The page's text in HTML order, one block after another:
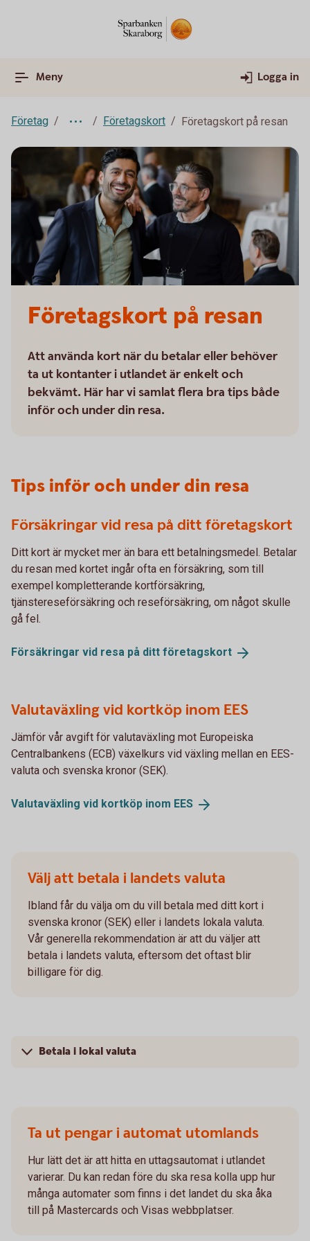
Meny Logga in
Företag Företagskort Företagskort på resan
Företagskort på resan
Att använda kort när du betalar eller behöver
ta ut kontanter i utlandet är enkelt och
bekvämt. Här har vi samlat flera bra tips både
inför och under din resa.
Tips inför och under din resa
Försäkringar vid resa på ditt företagskort
Ditt kort är mycket mer än bara ett betalningsmedel. Betalar
du resan med kortet ingår ofta en försäkring, som till
exempel kompletterande kortförsäkring,
tjänstereseförsäkring och reseförsäkring, om något skulle
gå fel.
Försäkringar vid resa på ditt företagskort
Valutaväxling vid kortköp inom EES
Jämför vår avgift för valutaväxling mot Europeiska
Centralbankens (ECB) växelkurs vid växling mellan en EES-
valuta och svenska kronor (SEK).
Valutaväxling vid kortköp inom EES
Välj att betala i landets valuta
Ibland får du välja om du vill betala med ditt kort i
svenska kronor (SEK) eller i landets lokala valuta.
Vår generella rekommendation är att du väljer att
betala i landets valuta, eftersom det oftast blir
billigare för dig.
Betala i lokal valuta
Ta ut pengar i automat utomlands
Hur lätt det är att hitta en uttagsautomat i utlandet
varierar. Du kan redan före du ska resa kolla upp hur
många automater som finns i det landet du ska åka
till på Mastercards och Visas webbplatser.